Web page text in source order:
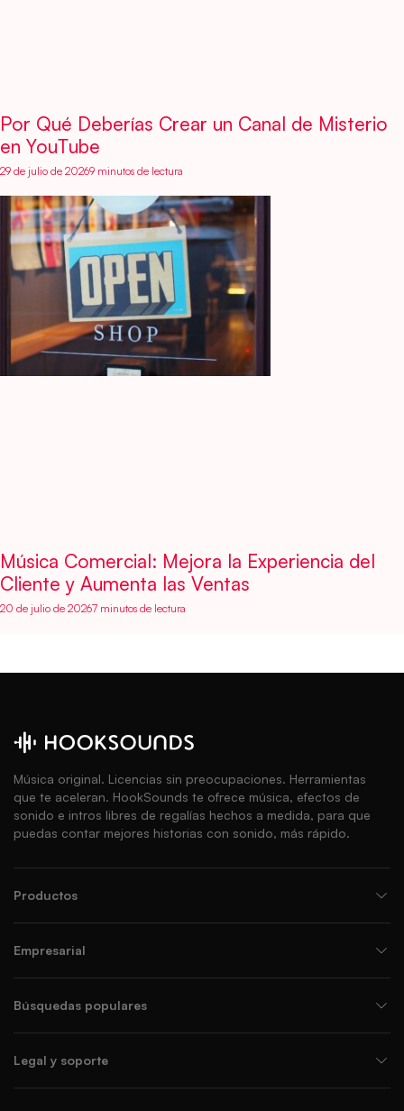
Por Qué Deberías Crear un Canal de Misterio
en YouTube
29 de julio de 20269 minutos de lectura
Música Comercial: Mejora la Experiencia del
Cliente y Aumenta las Ventas
20 de julio de 20267 minutos de lectura
Música original. Licencias sin preocupaciones. Herramientas
que te aceleran. HookSounds te ofrece música, efectos de
sonido e intros libres de regalías hechos a medida, para que
puedas contar mejores historias con sonido, más rápido.
Productos
Empresarial
Búsquedas populares
Legal y soporte